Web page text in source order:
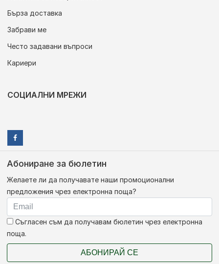
Бърза доставка
Забрави ме
Често задавани въпроси
Кариери
СОЦИАЛНИ МРЕЖИ
Абониране за бюлетин
Желаете ли да получавате наши промоционални
предложения чрез електронна поща?
Съгласен съм да получавам бюлетин чрез електронна
поща.
АБОНИРАЙ СЕ